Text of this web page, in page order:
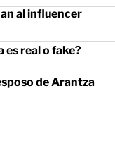
al influencer
es real o fake?
de Arantza